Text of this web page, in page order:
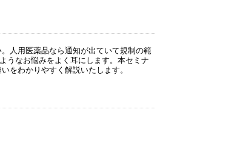
人用医薬品なら通知が出ていて規制の範
うなお悩みをよく耳にします。本セミナ
をわかりやすく解説いたします。